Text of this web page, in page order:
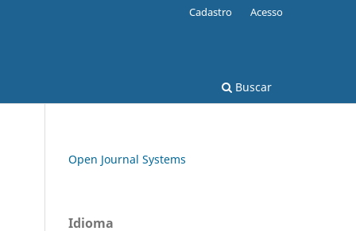
Buscar
Cadastro Acesso
Open Journal Systems
Idioma